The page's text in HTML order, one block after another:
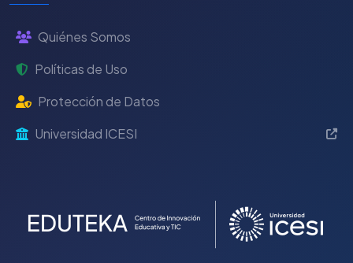
Quiénes Somos
Políticas de Uso
Protección de Datos
Universidad ICESI